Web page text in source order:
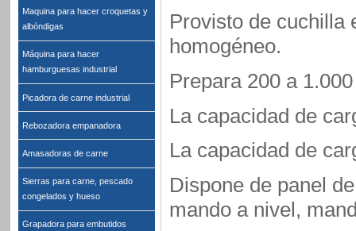
Maquina para hacer croquetas y
albóndigas
Máquina para hacer
hamburguesas industrial
Picadora de carne industrial
Rebozadora empanadora
Amasadoras de carne
Sierras para carne, pescado
congelados y hueso
Grapadora para embutidos
Provisto de cuchilla
homogéneo.
Prepara 200 a
La capacidad de
La capacidad de
Dispone de panel
mando a nivel,